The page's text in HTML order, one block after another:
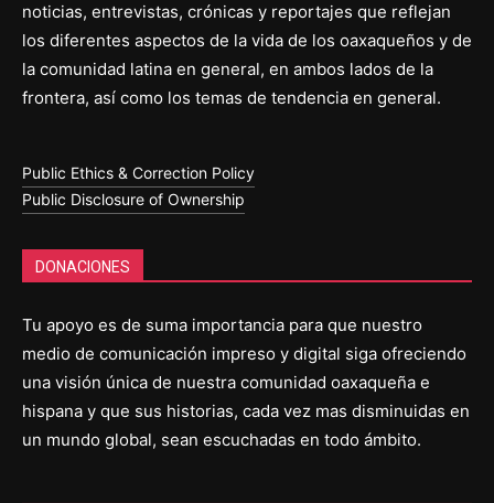
noticias, entrevistas, crónicas y reportajes que reflejan
los diferentes aspectos de la vida de los oaxaqueños y de
la comunidad latina en general, en ambos lados de la
frontera, así como los temas de tendencia en general.
Public Ethics & Correction Policy
Public Disclosure of Ownership
DONACIONES
Tu apoyo es de suma importancia para que nuestro
medio de comunicación impreso y digital siga ofreciendo
una visión única de nuestra comunidad oaxaqueña e
hispana y que sus historias, cada vez mas disminuidas en
un mundo global, sean escuchadas en todo ámbito.